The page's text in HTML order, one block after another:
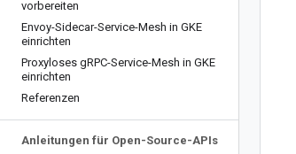
vorbereiten
Envoy-Sidecar-Service-Mesh in GKE
einrichten
Proxyloses gRPC-Service-Mesh in GKE
einrichten
Referenzen
Anleitungen für Open-Source-APIs